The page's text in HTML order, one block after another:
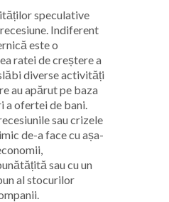
speculative
Indiferent
este o
ratei de creștere a
diverse activități
au apărut pe baza
a ofertei de bani.
sau crizele
de-a face cu așa-
sau cu un
al stocurilor